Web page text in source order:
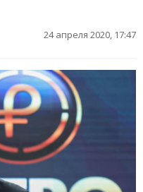
24 апреля 2020, 17:47